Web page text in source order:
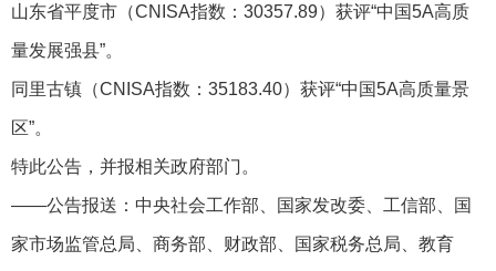
山东省平度市（CNISA指数：30357.89）获评“中国5A高质
量发展强县”。
同里古镇（CNISA指数：35183.40）获评“中国5A高质量景
区”。
特此公告，并报相关政府部门。
——公告报送：中央社会工作部、国家发改委、工信部、国
家市场监管总局、商务部、财政部、国家税务总局、教育